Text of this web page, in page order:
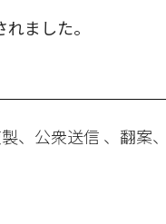
ました。
、公衆送信 、翻案